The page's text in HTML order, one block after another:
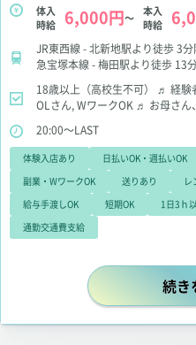
体入
時給
6,000円～
本入
時給
JR東西線 - 北新地駅より徒歩 3
急宝塚本線 - 梅田駅より徒歩 13
阪メトロ谷町線 - 東梅田駅より
り徒歩 6分京都線 - 大阪駅より徒
18歳以上（高校生不可） ♬ 経験
OLさん, WワークOK ♬ お母さん
20:00～LAST
体験入店あり 日払いOK・週払いOK
副業・WワークOK
送りあり レ
給与手渡しOK
短期OK 1日3ｈ
通勤交通費支給
☆
続き